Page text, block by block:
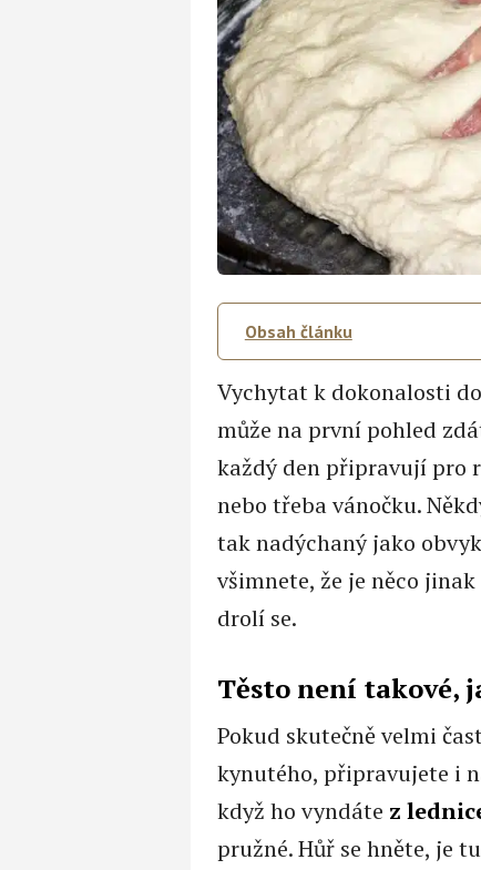
Obsah článku
Vychytat k dokonalosti
může na první pohled
každý den připravují pro
nebo třeba vánočku.
tak nadýchaný jako
všimnete, že je něco
drolí se.
Těsto není takové,
Pokud skutečně velmi
kynutého, připravujete i
když ho vyndáte z
pružné. Hůř se hněte, je